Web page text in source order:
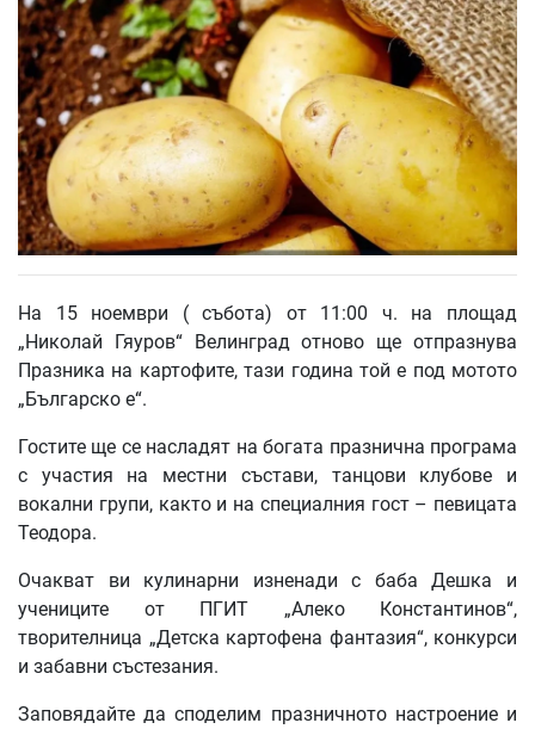
На 15 ноември ( събота) от 11:00 ч. на площад
„Николай Гяуров“ Велинград отново ще отпразнува
Празника на картофите, тази година той е под мотото
„Българско е“.
Гостите ще се насладят на богата празнична програма
с участия на местни състави, танцови клубове и
вокални групи, както и на специалния гост – певицата
Теодора.
Очакват ви кулинарни изненади с баба Дешка и
учениците от ПГИТ „Алеко Константинов“,
творителница „Детска картофена фантазия“, конкурси
и забавни състезания.
Заповядайте да споделим празничното настроение и